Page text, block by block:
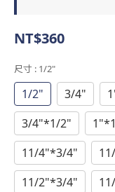
NT$360
尺寸 : 1/2"
1/2" 3/4"
3/4"*1/2"
11/4"*3/4"
11/2"*3/4"